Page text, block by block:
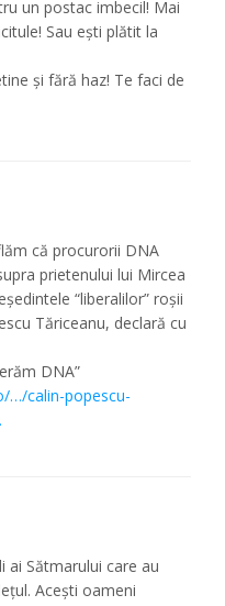
un postac imbecil! Mai
Sau ești plătit la
și fără haz! Te faci de
că procurorii DNA
prietenului lui Mircea
“liberalilor” roșii
Tăriceanu, declară cu
DNA”
…/calin-popescu-
ai Sătmarului care au
Acești oameni